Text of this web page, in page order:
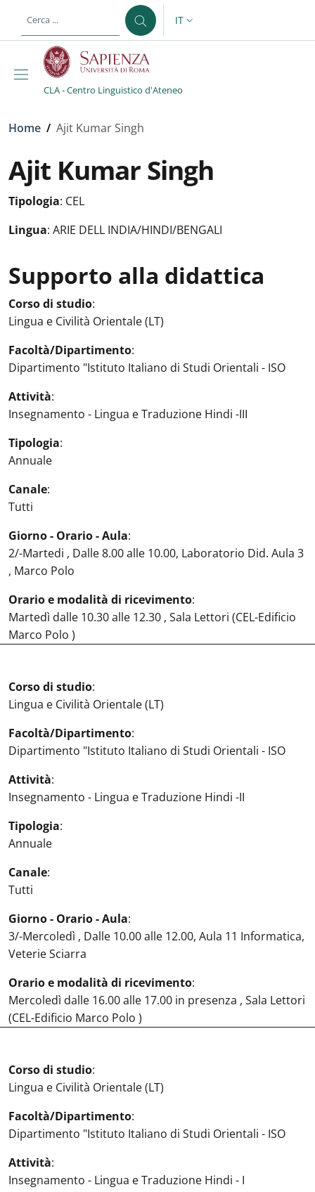
al contenuto principale
SELETTORE LINGUA:
IT
CLA - Centro Linguistico d'Ateneo
Briciole di pane
Home / Ajit Kumar Singh
Ajit Kumar Singh
Tipologia: CEL
Lingua: ARIE DELL INDIA/HINDI/BENGALI
Supporto alla didattica
Attività in aula:
Corso di studio:
Lingua e Civilità Orientale (LT)
Facoltà/Dipartimento:
Dipartimento "Istituto Italiano di Studi Orientali - ISO
Attività:
Insegnamento - Lingua e Traduzione Hindi -III
Tipologia:
Annuale
Canale:
Tutti
Giorno - Orario - Aula:
2/-Martedi , Dalle 8.00 alle 10.00, Laboratorio Did. Aula 3
, Marco Polo
Orario e modalità di ricevimento:
Martedì dalle 10.30 alle 12.30 , Sala Lettori (CEL-Edificio
Marco Polo )
Corso di studio:
Lingua e Civilità Orientale (LT)
Facoltà/Dipartimento:
Dipartimento "Istituto Italiano di Studi Orientali - ISO
Attività:
Insegnamento - Lingua e Traduzione Hindi -II
Tipologia:
Annuale
Canale:
Tutti
Giorno - Orario - Aula:
3/-Mercoledì , Dalle 10.00 alle 12.00, Aula 11 Informatica,
Veterie Sciarra
Orario e modalità di ricevimento:
Mercoledì dalle 16.00 alle 17.00 in presenza , Sala Lettori
(CEL-Edificio Marco Polo )
Corso di studio:
Lingua e Civilità Orientale (LT)
Facoltà/Dipartimento:
Dipartimento "Istituto Italiano di Studi Orientali - ISO
Attività:
Insegnamento - Lingua e Traduzione Hindi - I